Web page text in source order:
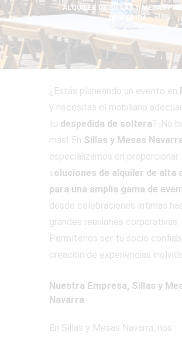
ALQUILER DE SILLAS Y MESAS
DESPEDIDA...
¿Estás planeando un evento en
y necesitas el mobiliario
tu despedida de soltera? ¡No
más! En Sillas y Mesas
especializamos en proporcionar
soluciones de alquiler de alta
para una amplia gama de
desde celebraciones íntimas
grandes reuniones corporativas.
Permítenos ser tu socio
creación de experiencias
Nuestra Empresa, Sillas y
Navarra
En Sillas y Mesas Navarra, nos